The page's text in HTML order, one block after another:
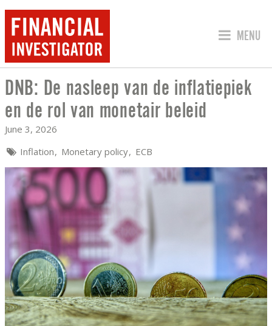
JUMP
MENU
DNB: DE NASLEEP VAN DE
DNB: De nasleep van de inflatiepiek
en de rol van monetair beleid
June 3, 2026
Inflation Monetary policy ECB